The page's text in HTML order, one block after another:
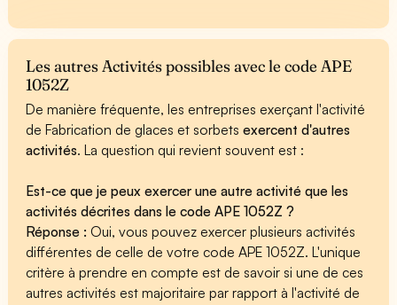
Les autres Activités possibles avec le code APE
1052Z
De manière fréquente, les entreprises exerçant l'activité
de Fabrication de glaces et sorbetsexercent d'autres
activités. La question qui revient souvent est :
Est-ce que je peux exercer une autre activité que les
activités décrites dans le code APE 1052Z ?
Réponse :Oui, vous pouvez exercer plusieurs activités
différentes de celle de votre code APE 1052Z. L'unique
critère à prendre en compte est de savoir si une de ces
autres activités est majoritaire par rapport à l'activité de